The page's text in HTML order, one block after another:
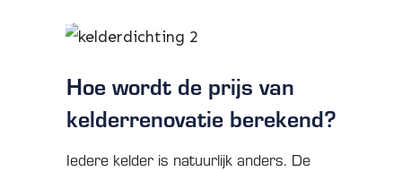
Hoe wordt de prijs van
kelderrenovatie berekend?
Iedere kelder is natuurlijk anders. De